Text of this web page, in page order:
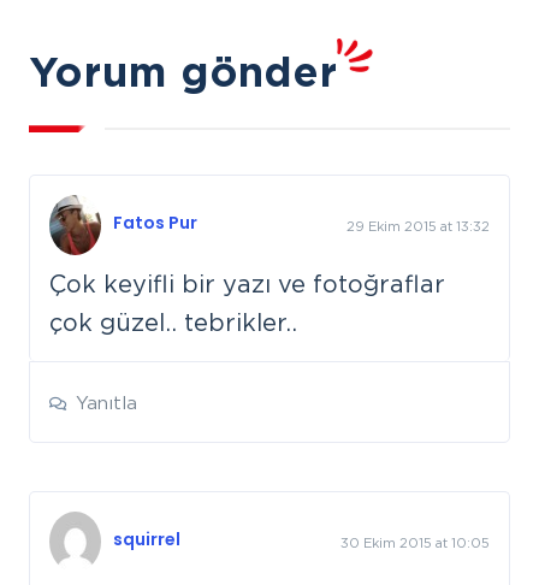
Yorum gönder
Fatos Pur 29 Ekim 2015 at 13:32
Çok keyifli bir yazı ve fotoğraflar
çok güzel.. tebrikler..
Yanıtla
squirrel 30 Ekim 2015 at 10:05